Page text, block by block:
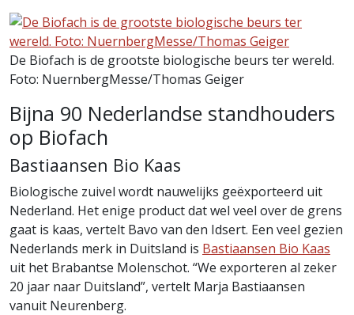
De Biofach is de grootste biologische beurs ter wereld.
Foto: NuernbergMesse/Thomas Geiger
Bijna 90 Nederlandse standhouders
op Biofach
Bastiaansen Bio Kaas
Biologische zuivel wordt nauwelijks geëxporteerd uit
Nederland. Het enige product dat wel veel over de grens
gaat is kaas, vertelt Bavo van den Idsert. Een veel gezien
Nederlands merk in Duitsland is Bastiaansen Bio Kaas
uit het Brabantse Molenschot. “We exporteren al zeker
20 jaar naar Duitsland”, vertelt Marja Bastiaansen
vanuit Neurenberg.